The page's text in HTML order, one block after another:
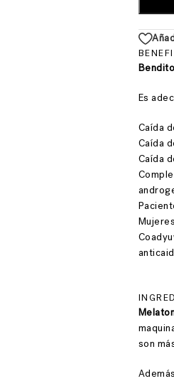
Es
Caída
Caída
Caída
son